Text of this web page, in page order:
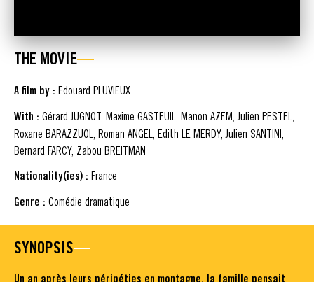
THE MOVIE
A film by : Edouard PLUVIEUX
With : Gérard JUGNOT, Maxime GASTEUIL, Manon AZEM, Julien PESTEL,
Roxane BARAZZUOL, Roman ANGEL, Edith LE MERDY, Julien SANTINI,
Bernard FARCY, Zabou BREITMAN
Nationality(ies) : France
Genre : Comédie dramatique
SYNOPSIS
Un an après leurs péripéties en montagne, la famille pensait